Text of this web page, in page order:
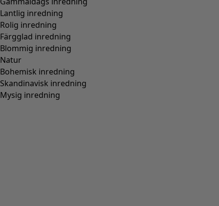
Lantlig inredning
Rolig inredning
Färgglad inredning
Blommig inredning
Natur
Bohemisk inredning
Skandinavisk inredning
Mysig inredning